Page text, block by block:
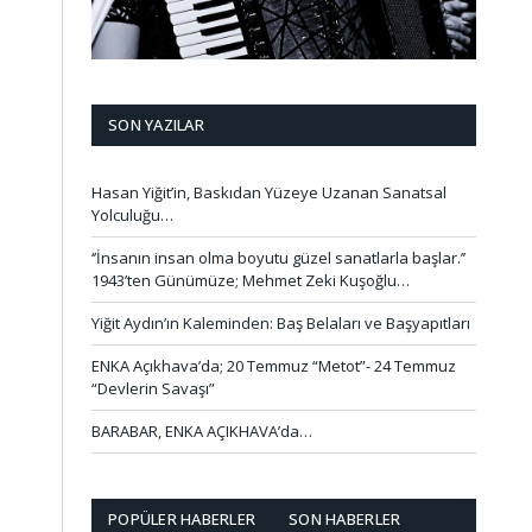
SON YAZILAR
Hasan Yiğit’in, Baskıdan Yüzeye Uzanan Sanatsal
Yolculuğu…
‘’İnsanın insan olma boyutu güzel sanatlarla başlar.’’
1943’ten Günümüze; Mehmet Zeki Kuşoğlu…
Yiğit Aydın’ın Kaleminden: Baş Belaları ve Başyapıtları
ENKA Açıkhava’da; 20 Temmuz “Metot”- 24 Temmuz
“Devlerin Savaşı”
BARABAR, ENKA AÇIKHAVA’da…
POPÜLER HABERLER SON HABERLER